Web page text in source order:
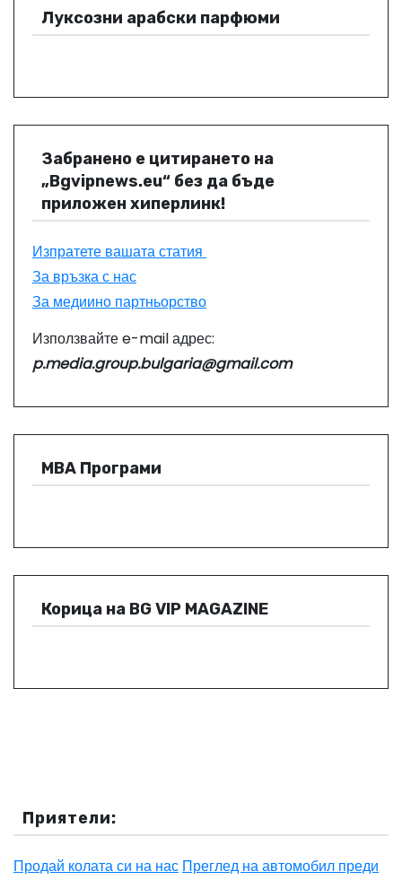
Луксозни арабски парфюми
Забранено е цитирането на
„Bgvipnews.eu“ без да бъде
приложен хиперлинк!
Изпратете вашата статия
За връзка с нас
За медиино партньорство
Използвайте e-mail адрес:
p.media.group.bulgaria@gmail.com
МВА Програми
Корица на BG VIP MAGAZINE
Приятели:
Продай колата си на нас Преглед на автомобил преди